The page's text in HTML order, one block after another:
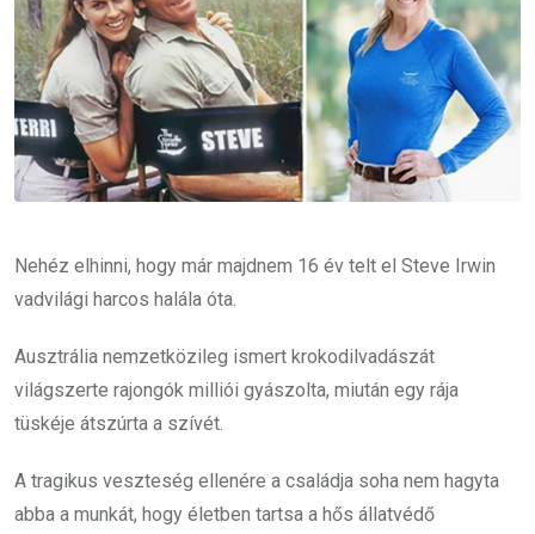
Nehéz elhinni, hogy már majdnem 16 év telt el Steve Irwin
vadvilági harcos halála óta.
Ausztrália nemzetközileg ismert krokodilvadászát
világszerte rajongók milliói gyászolta, miután egy rája
tüskéje átszúrta a szívét.
A tragikus veszteség ellenére a családja soha nem hagyta
abba a munkát, hogy életben tartsa a hős állatvédő